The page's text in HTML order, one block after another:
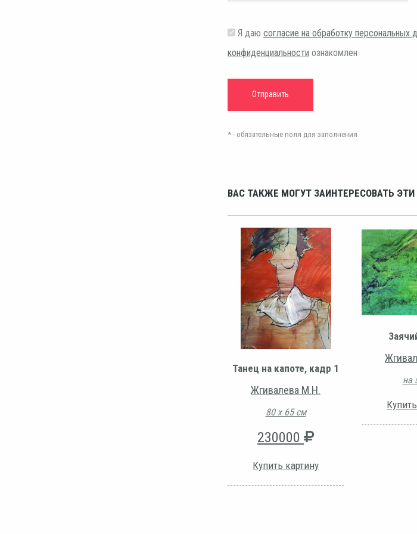
Я даю согласие на обработку персональных
конфиденциальности ознакомлен
* - обязательные поля для заполнения
ВАС ТАКЖЕ МОГУТ ЗАИНТЕРЕСОВАТЬ
Танец на капоте, кадр 1
Жгивалева М.Н.
80 х 65 см
230000
Купить картину
на